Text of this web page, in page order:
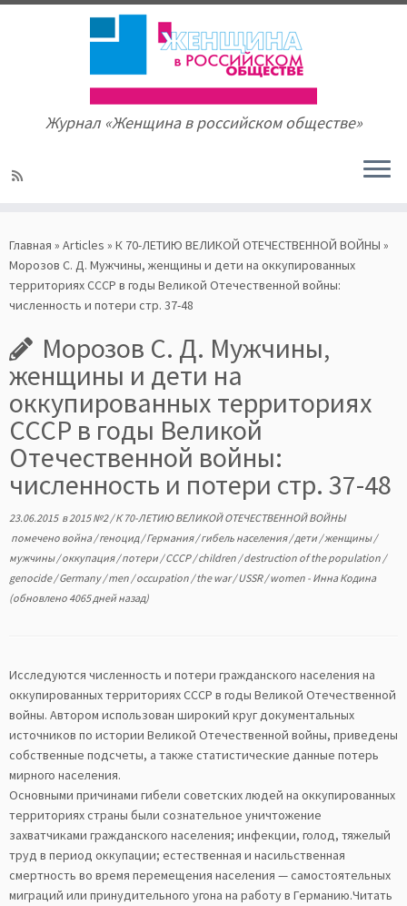
to
content
Журнал «Женщина в российском обществе»
Главная » Articles » К 70-ЛЕТИЮ ВЕЛИКОЙ ОТЕЧЕСТВЕННОЙ ВОЙНЫ »
Морозов С. Д. Мужчины, женщины и дети на оккупированных
территориях СССР в годы Великой Отечественной войны:
численность и потери стр. 37-48
Морозов С. Д. Мужчины,
женщины и дети на
оккупированных территориях
СССР в годы Великой
Отечественной войны:
численность и потери стр. 37-48
23.06.2015в2015 №2/К 70-ЛЕТИЮ ВЕЛИКОЙ ОТЕЧЕСТВЕННОЙ ВОЙНЫ
помечено война/геноцид/Германия/гибель населения/дети /женщины/
мужчины/оккупация/потери /СССР/children /destruction of the population /
genocide/Germany/men /occupation /the war/USSR/women - Инна Кодина
(обновлено 4065 дней назад)
Исследуются численность и потери гражданского населения на
оккупированных территориях СССР в годы Великой Отечественной
войны. Автором использован широкий круг документальных
источников по истории Великой Отечественной войны, приведены
собственные подсчеты, а также статистические данные потерь
мирного населения.
Основными причинами гибели советских людей на оккупированных
территориях страны были сознательное уничтожение
захватчиками гражданского населения; инфекции, голод, тяжелый
труд в период оккупации; естественная и насильственная
смертность во время перемещения населения — самостоятельных
миграций или принудительного угона на работу в Германию.Читать